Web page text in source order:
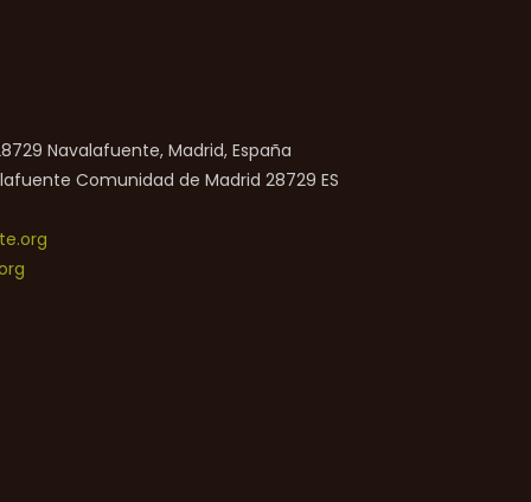
Navalafuente, Madrid, España
Comunidad de Madrid 28729 ES